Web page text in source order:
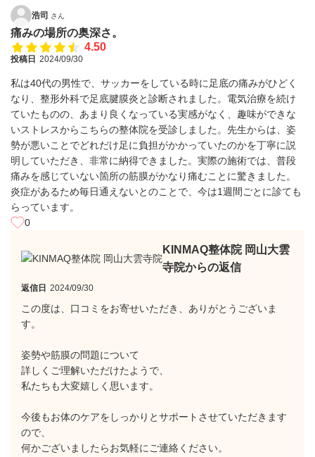
浩司 さん
痛みの場所の奥深さ。
4.50
投稿日 2024/09/30
私は40代の男性で、サッカーをしている時に足底の痛みがひどく
なり、整形外科で足底腱膜炎と診断されました。電気治療を続け
ていたものの、あまり良くなっている実感がなく、趣味ができな
いストレスからこちらの整体院を受診しました。先生からは、姿
勢が悪いことでどれだけ足に負担がかかっていたのかを丁寧に説
明していただき、非常に納得できました。実際の施術では、普段
痛みを感じていない箇所の筋膜がかなり痛むことに驚きました。
炎症があるため毎日通えないとのことで、今は1週間ごとに診ても
らっています。
0
KINMAQ整体院 岡山大雲
寺院からの返信
返信日 2024/09/30
この度は、口コミをお寄せいただき、ありがとうございま
す。
姿勢や筋膜の問題について
詳しくご理解いただけたようで、
私たちも大変嬉しく思います。
今後もお体のケアをしっかりとサポートさせていただきます
ので、
何かございましたらお気軽にご連絡ください。